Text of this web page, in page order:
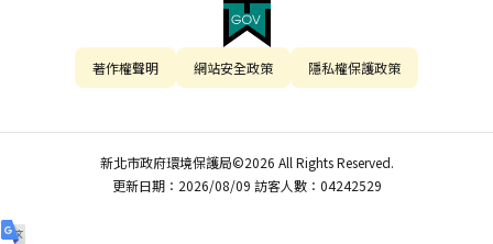
著作權聲明 網站安全政策 隱私權保護政策
新北市政府環境保護局©2026 All Rights Reserved.
更新日期：2026/08/09 訪客人數：04242529